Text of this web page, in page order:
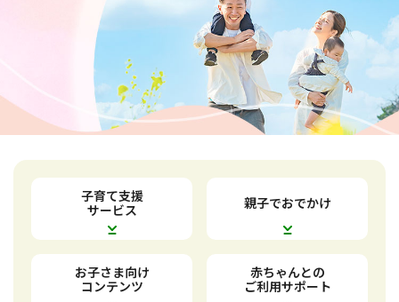
子育て支援
サービス
親子でおでかけ
お子さま向け
コンテンツ
赤ちゃんとの
ご利用サポート